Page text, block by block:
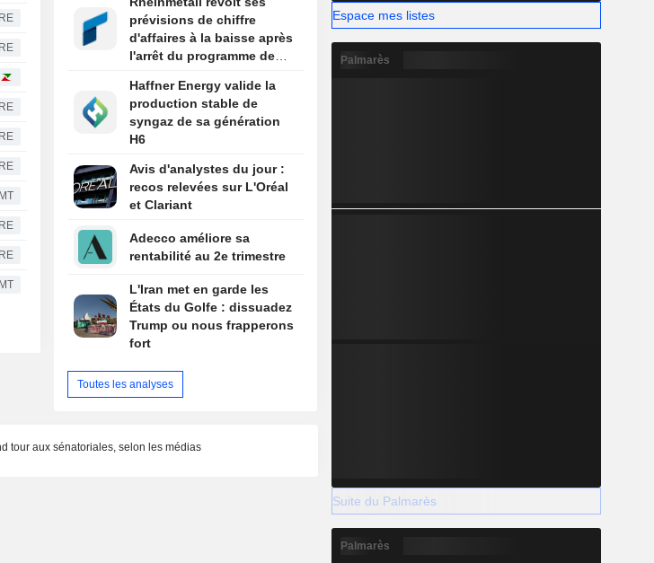
RE
RE
RE
RE
RE
MT
RE
RE
MT
prévisions de chiffre
d'affaires à la baisse après
l'arrêt du programme de
Haffner Energy valide la
production stable de
syngaz de sa génération
H6
Avis d'analystes du jour :
recos relevées sur L'Oréal
et Clariant
Adecco améliore sa
rentabilité au 2e trimestre
L'Iran met en garde les
États du Golfe : dissuadez
Trump ou nous frapperons
fort
Toutes les analyses
tour aux sénatoriales, selon les médias
Espace mes listes
Palmarès
Suite du Palmarès
Palmarès